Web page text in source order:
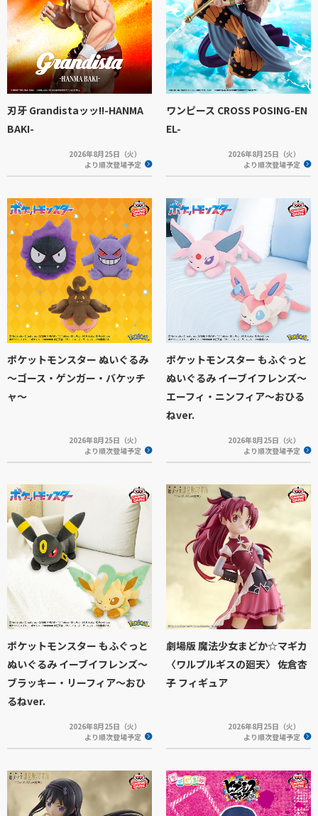
刃牙 Grandistaッッ!!-HANMA
BAKI-
2026年8月25日（火）
より順次登場予定
ワンピース CROSS POSING-EN
EL-
2026年8月25日（火）
より順次登場予定
ポケットモンスター ぬいぐるみ
～ゴース・ゲンガー・バケッチ
ャ～
2026年8月25日（火）
より順次登場予定
ポケットモンスター もふぐっと
ぬいぐるみ イーブイフレンズ～
エーフィ・ニンフィア～おひる
ねver.
2026年8月25日（火）
より順次登場予定
ポケットモンスター もふぐっと
ぬいぐるみ イーブイフレンズ～
ブラッキー・リーフィア～おひ
るねver.
2026年8月25日（火）
より順次登場予定
劇場版 魔法少女まどか☆マギカ
〈ワルプルギスの廻天〉 佐倉杏
子 フィギュア
2026年8月25日（火）
より順次登場予定